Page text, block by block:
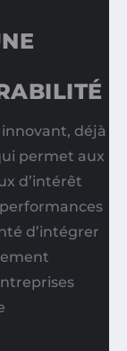
déjà
permet aux
d’intérêt
d’intégrer